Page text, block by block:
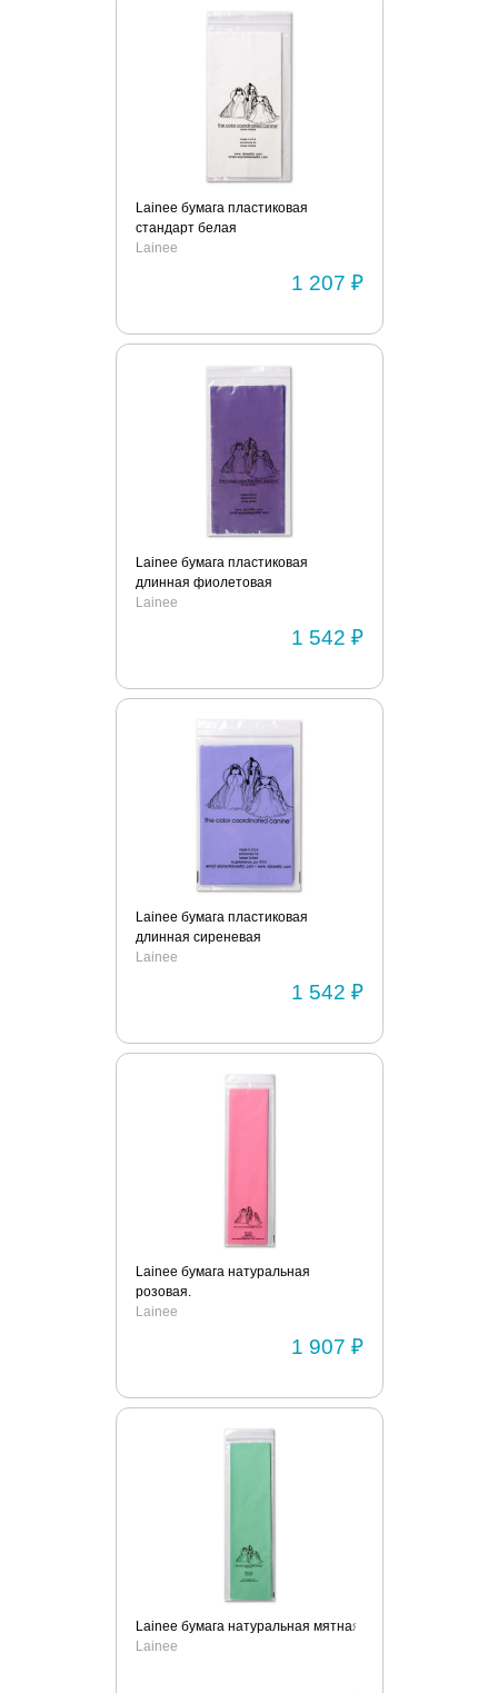
Lainee бумага пластиковая
стандарт белая
Lainee
1 207 ₽
Lainee бумага пластиковая
длинная фиолетовая
Lainee
1 542 ₽
Lainee бумага пластиковая
длинная сиреневая
Lainee
1 542 ₽
Lainee бумага натуральная
розовая.
Lainee
1 907 ₽
Lainee бумага натуральная мятная
Lainee